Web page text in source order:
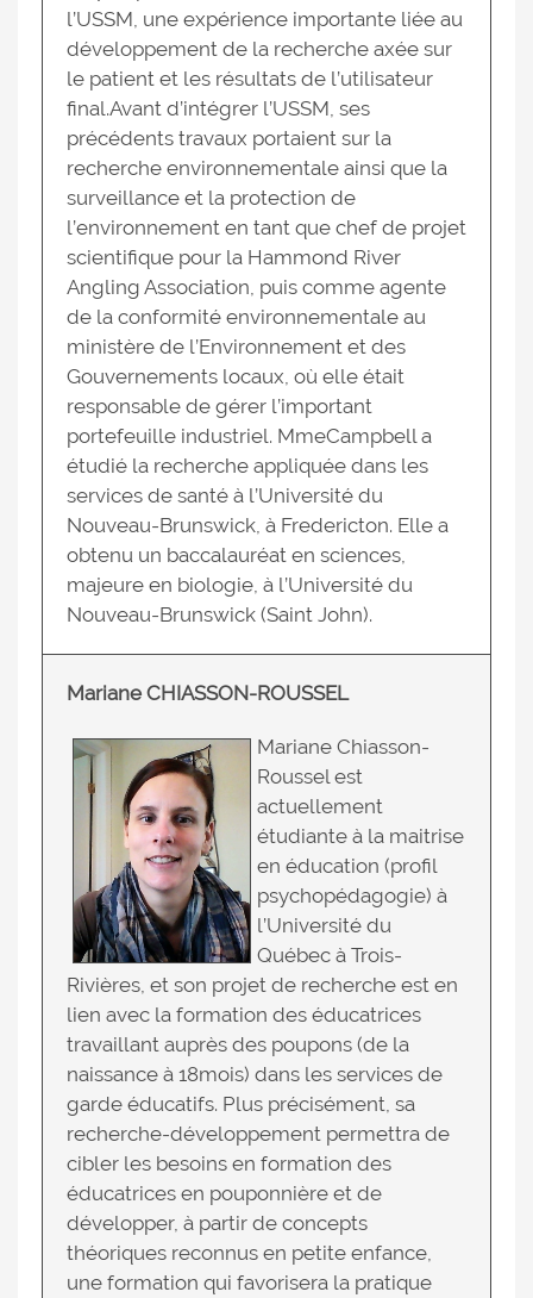
l’USSM, une expérience importante liée au
développement de la recherche axée sur
le patient et les résultats de l’utilisateur
final.Avant d’intégrer l’USSM, ses
précédents travaux portaient sur la
recherche environnementale ainsi que la
surveillance et la protection de
l’environnement en tant que chef de projet
scientifique pour la Hammond River
Angling Association, puis comme agente
de la conformité environnementale au
ministère de l’Environnement et des
Gouvernements locaux, où elle était
responsable de gérer l’important
portefeuille industriel. MmeCampbell a
étudié la recherche appliquée dans les
services de santé à l’Université du
Nouveau-Brunswick, à Fredericton. Elle a
obtenu un baccalauréat en sciences,
majeure en biologie, à l’Université du
Nouveau-Brunswick (Saint John).
Mariane CHIASSON-ROUSSEL
Mariane Chiasson-
Roussel est
actuellement
étudiante à la maitrise
en éducation (profil
psychopédagogie) à
l’Université du
Québec à Trois-
Rivières, et son projet de recherche est en
lien avec la formation des éducatrices
travaillant auprès des poupons (de la
naissance à 18mois) dans les services de
garde éducatifs. Plus précisément, sa
recherche-développement permettra de
cibler les besoins en formation des
éducatrices en pouponnière et de
développer, à partir de concepts
théoriques reconnus en petite enfance,
une formation qui favorisera la pratique